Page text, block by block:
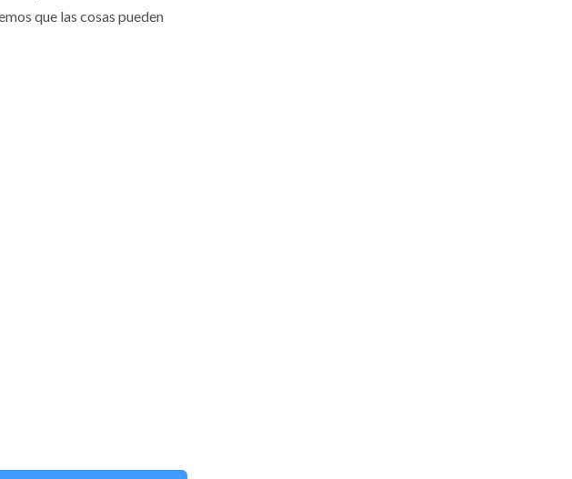
que las cosas pueden